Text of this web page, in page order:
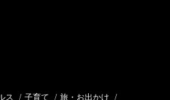
ス / 子育て / 旅・お出かけ /